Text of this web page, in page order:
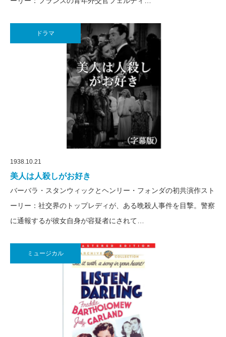
ドラマ
1938.10.21
美人は人殺しがお好き
バーバラ・スタンウィックとヘンリー・フォンダの初共演作スト
ーリー：社交界のトップレディが、ある晩殺人事件を目撃。警察
に通報するが彼女自身が容疑者にされて…
ミュージカル